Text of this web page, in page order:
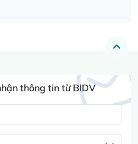
thông tin từ BIDV